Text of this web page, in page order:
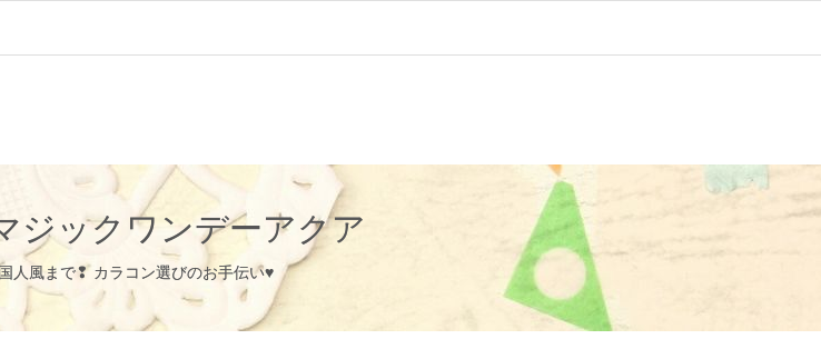
ジックワンデーアクア
人風まで❢ カラコン選びのお手伝い♥